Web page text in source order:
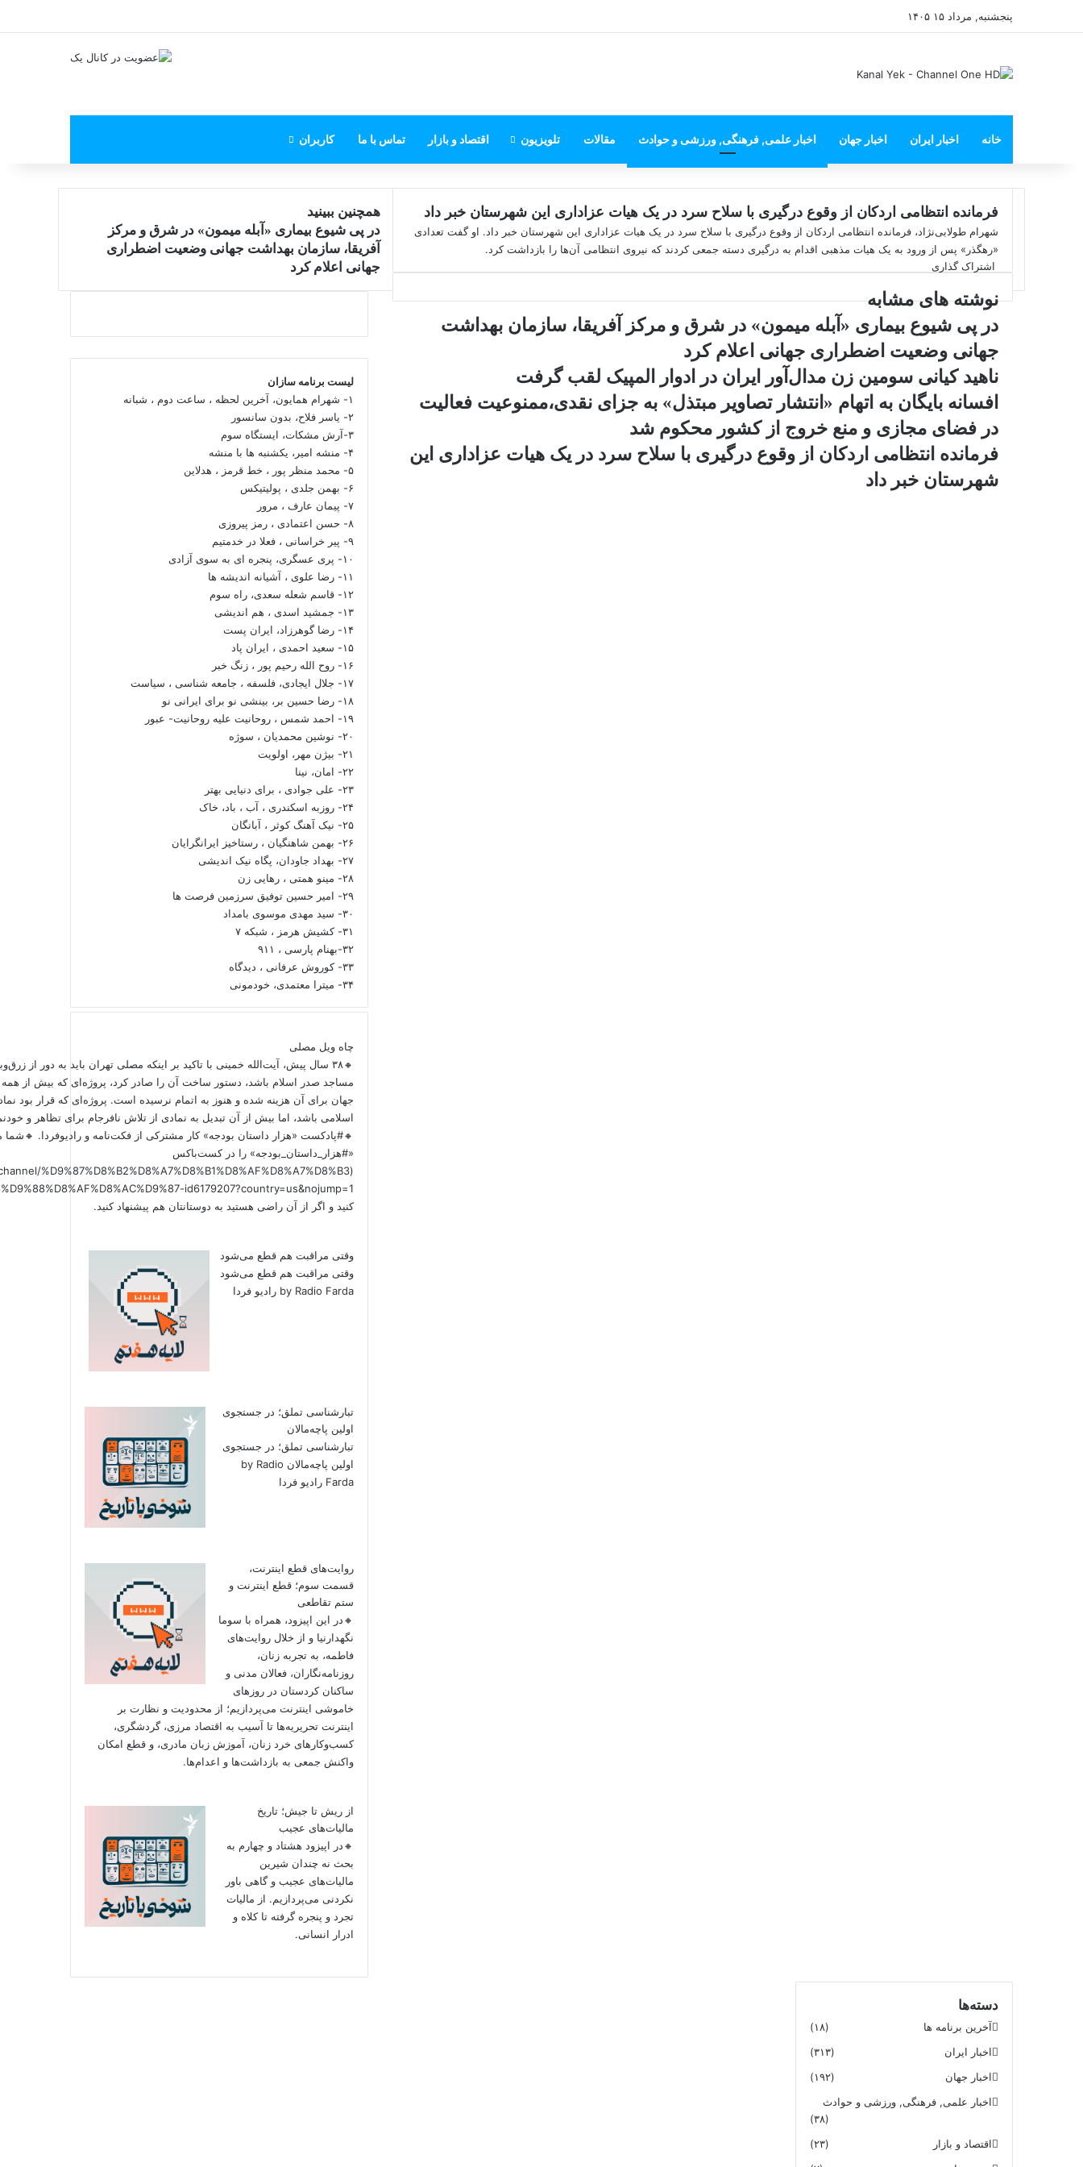
پنجشنبه, مرداد ۱۵ ۱۴۰۵
خانه اخبار ایران اخبار جهان اخبار علمی, فرهنگی, ورزشی و حوادث مقالات تلویزیون اقتصاد و بازار تماس با ما کاربران
فرمانده انتظامی اردکان از وقوع درگیری با سلاح سرد در یک هیات عزاداری این شهرستان خبر داد
شهرام طولابی‌نژاد، فرمانده انتظامی اردکان از وقوع درگیری با سلاح سرد در یک هیات عزاداری این شهرستان خبر داد. او گفت تعدادی
«رهگذر» پس از ورود به یک هیات مذهبی اقدام به درگیری دسته جمعی کردند که نیروی انتظامی آن‌ها را بازداشت کرد.
اشتراک گذاری
س
و
ک
ت
ا
ک
ذ
ا
ی
ا
ط
نوشته های مشابه
در پی شیوع بیماری «آبله میمون» در شرق و مرکز آفریقا، سازمان بهداشت
جهانی وضعیت اضطراری جهانی اعلام کرد
ناهید کیانی سومین زن مدال‌آور ایران در ادوار المپیک لقب گرفت
افسانه بایگان به اتهام «انتشار تصاویر مبتذل» به جزای نقدی،ممنوعیت فعالیت
در فضای مجازی و منع خروج از کشور محکوم شد
فرمانده انتظامی اردکان از وقوع درگیری با سلاح سرد در یک هیات عزاداری این
شهرستان خبر داد
همچنین ببینید
ب
س
در پی شیوع بیماری «آبله میمون» در شرق و مرکز
آفریقا، سازمان بهداشت جهانی وضعیت اضطراری
جهانی اعلام کرد
لیست برنامه سازان
۱- شهرام همایون، آخرین لحظه ، ساعت دوم ، شبانه
۲- یاسر فلاح، بدون سانسور
۳-آرش مشکات، ایستگاه سوم
۴- منشه امیر، یکشنبه ها با منشه
۵- محمد منظر پور ، خط قرمز ، هدلاین
۶- بهمن جلدی ، پولیتیکس
۷- پیمان عارف ، مرور
۸- حسن اعتمادی ، رمز پیروزی
۹- پیر خراسانی ، فعلا در خدمتیم
۱۰- پری عسگری، پنجره ای به سوی آزادی
۱۱- رضا علوی ، آشیانه اندیشه ها
۱۲- قاسم شعله سعدی، راه سوم
۱۳- جمشید اسدی ، هم اندیشی
۱۴- رضا گوهرزاد، ایران پست
۱۵- سعید احمدی ، ایران پاد
۱۶- روح الله رحیم پور ، زنگ خبر
۱۷- جلال ایجادی، فلسفه ، جامعه شناسی ، سیاست
۱۸- رضا حسین بر، بینشی نو برای ایرانی نو
۱۹- احمد شمس ، روحانیت علیه روحانیت- عبور
۲۰- نوشین محمدیان ، سوژه
۲۱- بیژن مهر، اولویت
۲۲- امان، نینا
۲۳- علی جوادی ، برای دنیایی بهتر
۲۴- روزبه اسکندری ، آب ، باد، خاک
۲۵- نیک آهنگ کوثر ، آبانگان
۲۶- بهمن شاهنگیان ، رستاخیز ایرانگرایان
۲۷- بهداد جاودان، پگاه نیک اندیشی
۲۸- مینو همتی ، رهایی زن
۲۹- امیر حسین توفیق سرزمین فرصت ها
۳۰- سید مهدی موسوی بامداد
۳۱- کشیش هرمز ، شبکه ۷
۳۲-بهنام پارسی ، ۹۱۱
۳۳- کوروش عرفانی ، دیدگاه
۳۴- میترا معتمدی، خودمونی
چاه ویل مصلی
🔸۳۸ سال پیش، آیت‌الله خمینی با تاکید بر اینکه مصلی تهران باید به دور از
مساجد صدر اسلام باشد، دستور ساخت آن را صادر کرد، پروژه‌ای که بیش از
جهان برای آن هزینه شده و هنوز به اتمام نرسیده است. پروژه‌ای که قرار بود
اسلامی باشد، اما بیش از آن تبدیل به نمادی از تلاش نافرجام برای تظاهر و
🔸#پادکست «هزار داستان بودجه» کار مشترکی از فکت‌نامه و رادیوفردا. 🔸شما
«#هزار_داستان_بودجه» را در کست‌باکس
%D9%87%D8%B2%D8%A7%D8%B1%D8%AF%D8%A7%D8%B3
کنید و اگر از آن راضی هستید به دوستانتان هم پیشنهاد کنید.
وقتی مراقبت هم قطع می‌شود
وقتی مراقبت هم قطع می‌شود
by Radio Farda رادیو فردا
تبارشناسی تملق؛ در جستجوی
اولین‌ پاچه‌مالان
تبارشناسی تملق؛ در جستجوی
اولین‌ پاچه‌مالان by Radio
Farda رادیو فردا
روایت‌های قطع اینترنت،
قسمت سوم؛ قطع اینترنت و
ستم تقاطعی
🔸در این اپیزود، همراه با سوما
نگهدارنیا و از خلال روایت‌های
فاطمه، به تجربه زنان،
روزنامه‌نگاران، فعالان مدنی و
ساکنان کردستان در روزهای
خاموشی اینترنت می‌پردازیم؛ از محدودیت و نظارت بر
اینترنت تحریریه‌ها تا آسیب به اقتصاد مرزی، گردشگری،
کسب‌وکارهای خرد زنان، آموزش زبان مادری، و قطع امکان
واکنش جمعی به بازداشت‌ها و اعدام‌ها.
از ریش تا جیش؛ تاریخ
مالیات‌های عجیب
🔸در اپیزود هشتاد و چهارم به
بحث نه چندان شیرین
مالیات‌های عجیب و گاهی باور
نکردنی‌ می‌پردازیم. از مالیات
تجرد و پنجره گرفته تا کلاه و
ادرار انسانی.
دسته‌ها
آخرین برنامه ها
(۱۸)
اخبار ایران
(۳۱۳)
اخبار جهان
(۱۹۲)
اخبار علمی, فرهنگی, ورزشی و حوادث
(۳۸)
اقتصاد و بازار
(۲۳)